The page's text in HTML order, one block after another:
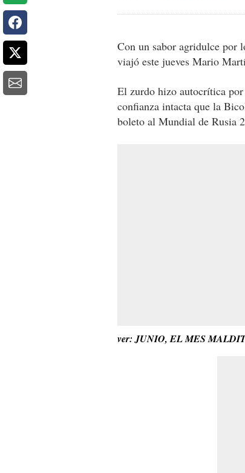
Con un sabor agridulce por
viajó este jueves Mario
El zurdo hizo autocrítica
confianza intacta que la
boleto al Mundial de Rusia
ver: JUNIO, EL MES